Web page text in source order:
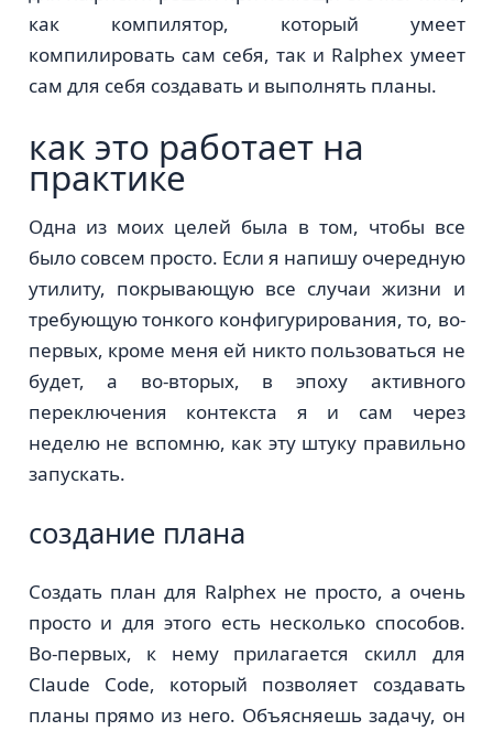
как компилятор, который умеет
компилировать сам себя, так и Ralphex умеет
сам для себя создавать и выполнять планы.
как это работает на
практике
Одна из моих целей была в том, чтобы все
было совсем просто. Если я напишу очередную
утилиту, покрывающую все случаи жизни и
требующую тонкого конфигурирования, то, во-
первых, кроме меня ей никто пользоваться не
будет, а во-вторых, в эпоху активного
переключения контекста я и сам через
неделю не вспомню, как эту штуку правильно
запускать.
создание плана
Создать план для Ralphex не просто, а очень
просто и для этого есть несколько способов.
Во-первых, к нему прилагается скилл для
Claude Code, который позволяет создавать
планы прямо из него. Объясняешь задачу, он